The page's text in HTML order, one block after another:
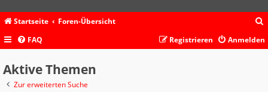
Startseite Foren-Übersicht
c
FAQ Anmelden
Registrieren
Aktive Themen
Zur erweiterten Suche